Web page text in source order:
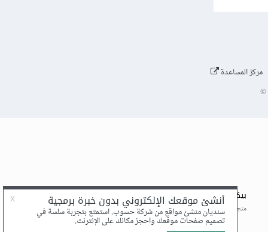
مركز المساعدة
©